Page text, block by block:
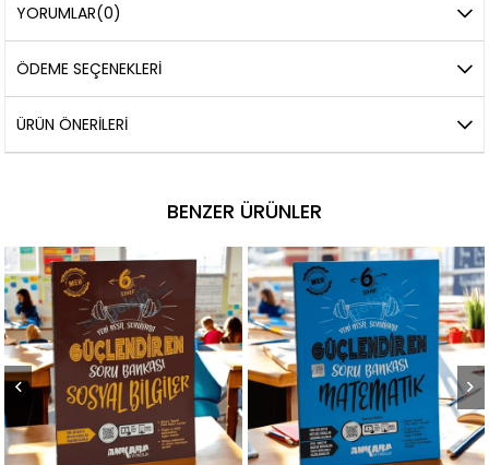
YORUMLAR(0)
ÖDEME SEÇENEKLERI
ÜRÜN ÖNERILERI
BENZER ÜRÜNLER